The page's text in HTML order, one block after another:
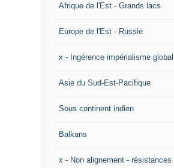
Afrique de l'Est - Grands lacs
Europe de l'Est - Russie
x - Ingérence impérialisme global
Asie du Sud-Est-Pacifique
Sous continent indien
Balkans
x - Non alignement - résistances